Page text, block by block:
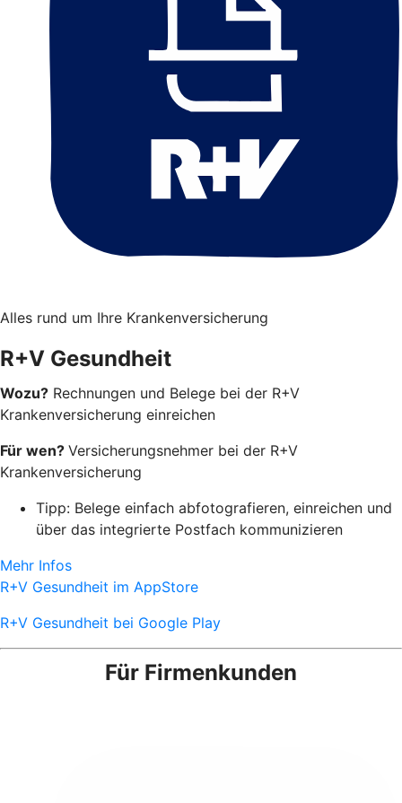
Alles rund um Ihre Krankenversicherung
R+V Gesundheit
Wozu? Rechnungen und Belege bei der R+V
Krankenversicherung einreichen
Für wen? Versicherungsnehmer bei der R+V
Krankenversicherung
Tipp: Belege einfach abfotografieren, einreichen und
über das integrierte Postfach kommunizieren
Mehr Infos
R+V Gesundheit im AppStore
R+V Gesundheit bei Google Play
Für Firmenkunden